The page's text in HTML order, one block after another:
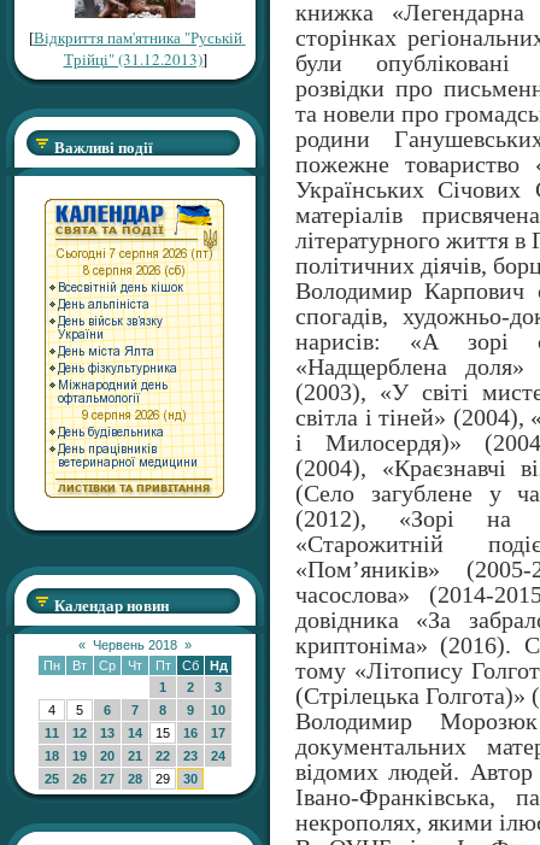
[Відкриття пам'ятника "Руській
Трійці" (31.12.2013)]
Важливі події
Календар новин
« Червень 2018 »
Пн
Вт Ср Чт Пт Сб
Нд
1
2
3
4
5 6 7 8 9
10
11
12 13 14 15 16
17
18
19 20 21 22 23
24
25
26 27 28 29 30
книжка «Легендарна
сторінках
були опубліковані
розвідки про
та новели про
родини
пожежне товариство
Українських Січових
матеріалів
літературного життя в
політичних діячів,
Володимир Карпович
спогадів, художньо-
нарисів: «А зорі
«Надщерблена доля»
(2003), «У світі
світла і тіней»
і Милосердя)»
(2004), «Краєзнавчі
(Село загублене у
(2012), «Зорі на
«Старожитній
«Пом’яників»
часослова» (2014-
довідника «За
криптоніма» (2016).
тому «Літопису
(Стрілецька Голгота)»
Володимир
документальних
відомих людей. Автор
Івано-Франківська,
некрополях, якими